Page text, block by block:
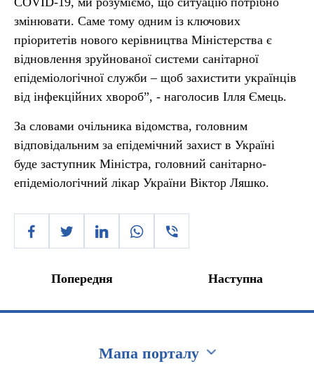
змінювати. Саме тому одним із ключових
пріоритетів нового керівництва Міністерства є
відновлення зруйнованої системи санітарної
епідеміологічної служби – щоб захистити українців
від інфекційних хвороб”, - наголосив Ілля Ємець.
За словами очільника відомства, головним
відповідальним за епідемічний захист в Україні
буде заступник Міністра, головний санітарно-
епідеміологічний лікар України Віктор Ляшко.
Попередня Наступна
Мапа порталу